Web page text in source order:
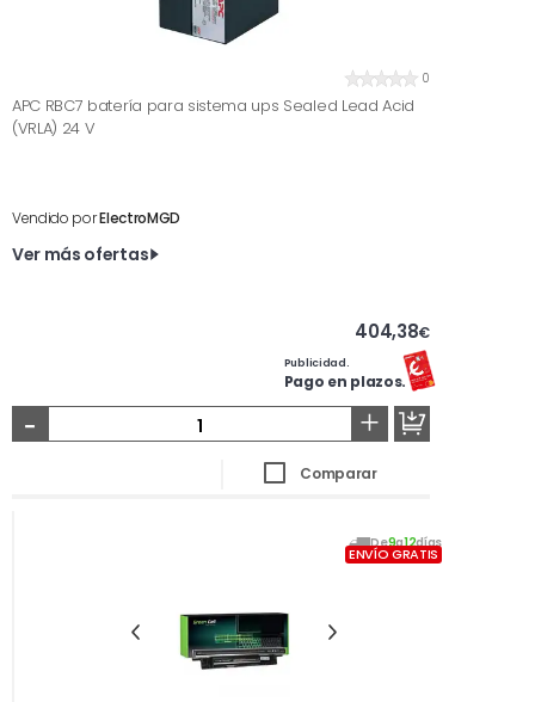
0
APC RBC7 batería para sistema ups Sealed Lead Acid
(VRLA) 24 V
Vendido porElectroMGD
Ver más ofertas
404,38€
Publicidad.
Pago en plazos.
- +
Comparar
De9a12días
ENVÍO GRATIS